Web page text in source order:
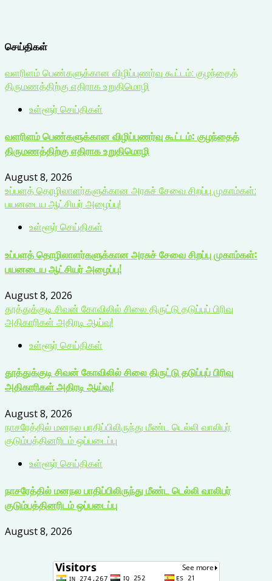
செய்திகள்
வளரிளம் பெண்களுக்கான விழிப்புணர்வு கூட்டம்: குழந்தைத்
திருமணத்திற்கு எதிராக உறுதிமொழி
உள்ளூர் செய்திகள்
வளரிளம் பெண்களுக்கான விழிப்புணர்வு கூட்டம்: குழந்தைத்
திருமணத்திற்கு எதிராக உறுதிமொழி
August 8, 2026
உப்பளத் தொழிலாளர்களுக்கான அரசுச் சேவை சிறப்பு முகாம்கள்:
பயனடைய ஆட்சியர் அழைப்பு!
உள்ளூர் செய்திகள்
உப்பளத் தொழிலாளர்களுக்கான அரசுச் சேவை சிறப்பு முகாம்கள்:
பயனடைய ஆட்சியர் அழைப்பு!
August 8, 2026
தூத்துக்குடி சிவன் கோவிலில் சிலை திருட்டு தடுப்புப் பிரிவு
அதிகாரிகள் அதிரடி ஆய்வு!
உள்ளூர் செய்திகள்
தூத்துக்குடி சிவன் கோவிலில் சிலை திருட்டு தடுப்புப் பிரிவு
அதிகாரிகள் அதிரடி ஆய்வு!
August 8, 2026
நாசரேத்தில் மனநல பாதிப்பிலிருந்து மீண்ட டெல்லி வாலிபர்
குடும்பத்தினரிடம் ஒப்படைப்பு
உள்ளூர் செய்திகள்
நாசரேத்தில் மனநல பாதிப்பிலிருந்து மீண்ட டெல்லி வாலிபர்
குடும்பத்தினரிடம் ஒப்படைப்பு
August 8, 2026